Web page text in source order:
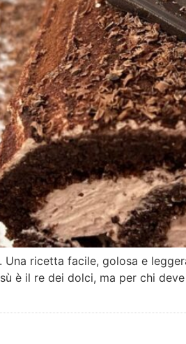
ricetta facile, golosa e
è il re dei dolci, ma per chi